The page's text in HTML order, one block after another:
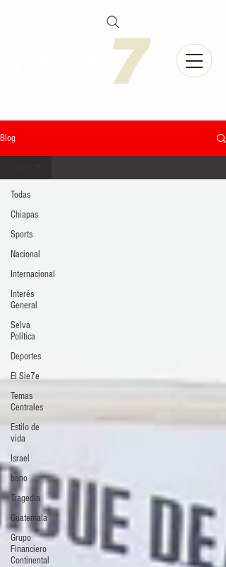
Blog
Todas
Chiapas
Sports
Nacional
Internacional
Interés
General
Selva
Política
Deportes
El Sie7e
Temas
Centrales
Estilo de
vida
Israel
bano
Tragedia
Guatemala
Grupo
Financiero
Continental